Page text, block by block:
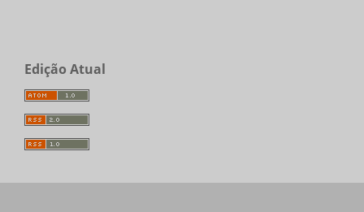
Edição Atual